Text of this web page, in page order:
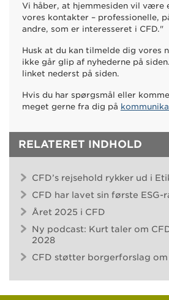
Vi håber, at hjemmesiden vil
vores kontakter – professionelle,
andre, som er interesseret i CFD."
Husk at du kan tilmelde dig vores
ikke går glip af nyhederne på
linket nederst på siden.
Hvis du har spørgsmål eller
meget gerne fra dig på
RELATERET INDHOLD
CFD’s rejsehold rykker ud i
CFD har lavet sin første ESG-
Året 2025 i CFD
Ny podcast: Kurt taler om
2028
CFD støtter borgerforslag